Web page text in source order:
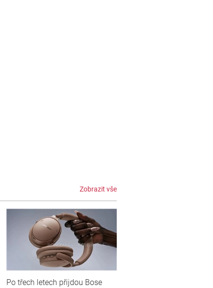
Zobrazit vše
Po třech letech přijdou Bose